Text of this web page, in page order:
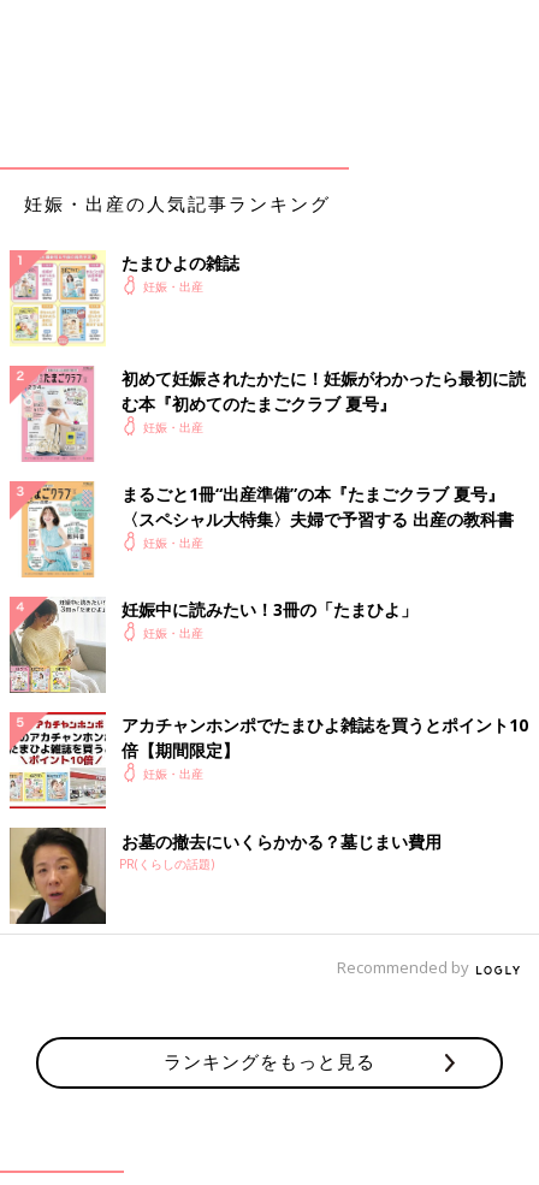
出産してから子どもの障がいをいきなり知るよりも、妊娠中に知
考えて、心の準備ができていれば、正しい知識を持って、腰を落
ち着けて、生まれた赤ちゃんを育てていくことができるからで
す。
まずは夫婦でしっかり気持ちを向き合わせて話し合い、不安を
感じているなら、その不安を正直に夫に伝えて、2人で事前カウ
ンセリングを受けてみてはいかがでしょうか。カウンセリングで
は、検査の内容、検査結果からわかること、検査結果の確率、検
査結果の受け止め方といったことまで、ていねいに教えてもらえ
ます。実際に受けるかどうかを決めるのは、そのあとでいいんじ
ゃないでしょうか。
〈先生から最後にひと言〉
正解はないけれど、
気になるなら
まずは夫婦で
事前カウンセリングへ
産科医・北島米夫の「ニンプのお悩み相
談室」妊娠中だけど全然、幸せじゃない
モヤモヤがスッキリ晴れる助言をくれる、と編
決！ 悩めるニンプさんに愛あるアドバイスを
お届けします。
いかがでしたか？ 北島先生の相談室は「たまごクラブ」で好評
連載中。最新版は最新号をチェック！
（イラスト／花くまゆうさく 文／たまごクラブ編集部）
のニンプのお悩み相談室」
妊娠・出産の人気記事ランキング
たまひよの雑誌
妊娠・出産
初めて妊娠されたかたに！妊娠がわかったら最初に読
む本『初めてのたまごクラブ 夏号』
妊娠・出産
まるごと1冊“出産準備”の本『たまごクラブ 夏号』
〈スペシャル大特集〉夫婦で予習する 出産の教科書
妊娠・出産
妊娠中に読みたい！3冊の「たまひよ」
妊娠・出産
アカチャンホンポでたまひよ雑誌を買うとポイント10
倍【期間限定】
妊娠・出産
お墓の撤去にいくらかかる？墓じまい費用
PR(くらしの話題)
Recommended by
ランキングをもっと見る